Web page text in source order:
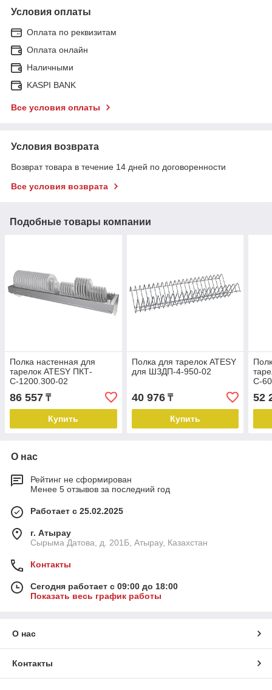
Условия оплаты
Оплата по реквизитам
Оплата онлайн
Наличными
KASPI BANK
Все условия оплаты
Условия возврата
Возврат товара в течение 14 дней по договоренности
Все условия возврата
Подобные товары компании
Полка настенная для
тарелок ATESY ПКТ-
С-1200.300-02
86 557 ₸
Купить
Полка для тарелок ATESY
для ШЗДП-4-950-02
40 976₸
Купить
С-
52
О нас
Рейтинг не сформирован
Менее 5 отзывов за последний год
Работает с 25.02.2025
г. Атырау
Сырыма Датова, д. 201Б, Атырау, Казахстан
Контакты
Сегодня работает с 09:00 до 18:00
Показать весь график работы
О нас
Контакты